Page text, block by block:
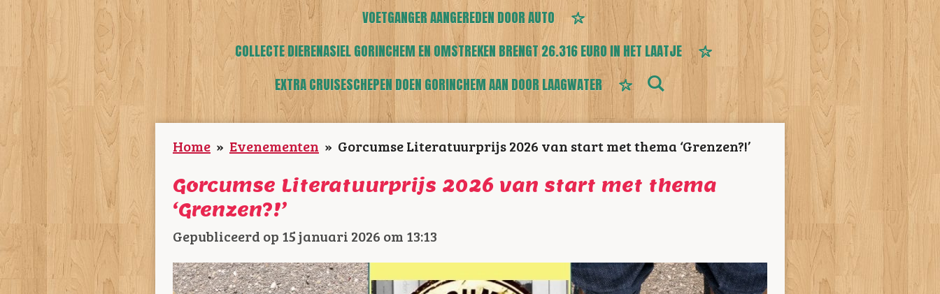
VOETGANGER AANGEREDEN DOOR AUTO
COLLECTE DIERENASIEL GORINCHEM EN OMSTREKEN BRENGT 26.316 EURO IN HET LAATJE
EXTRA CRUISESCHEPEN DOEN GORINCHEM AAN DOOR LAAGWATER
Home » Evenementen » Gorcumse Literatuurprijs 2026 van start met thema ‘Grenzen?!’
Gorcumse Literatuurprijs 2026 van start met thema
‘Grenzen?!’
Gepubliceerd op 15 januari 2026 om 13:13